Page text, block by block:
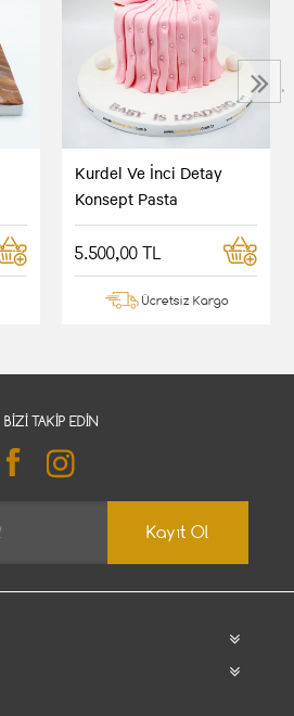
Kurdel Ve İnci Detay
Konsept Pasta
5.500,00 TL
Ücretsiz Kargo
›
BIZI TAKIP EDIN
Kayıt Ol